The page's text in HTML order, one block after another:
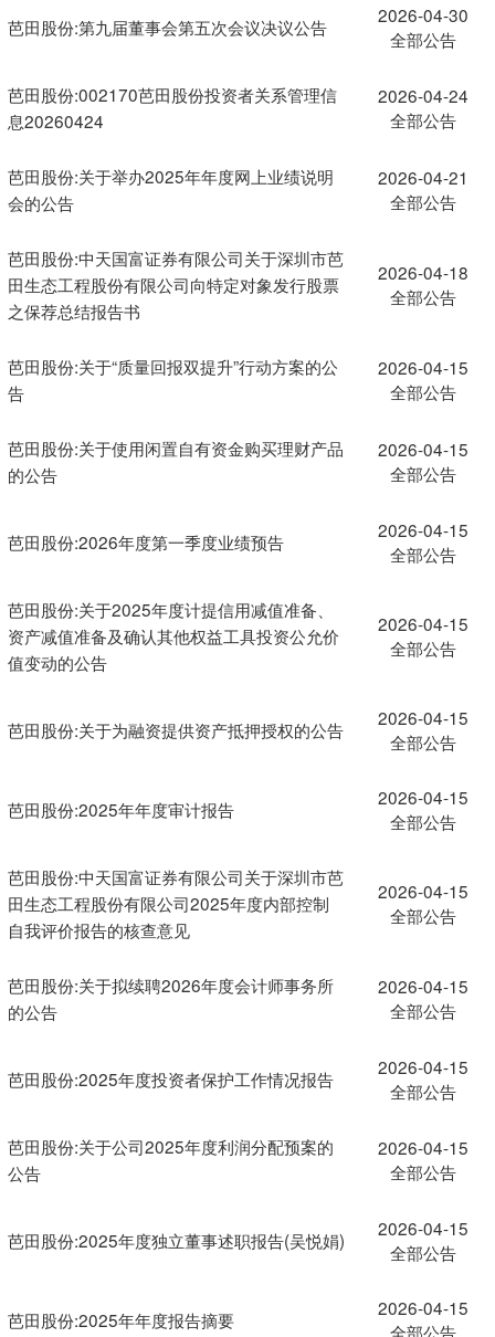
芭田股份:第九届董事会第五次会议决议公告
2026-04-30
全部公告
芭田股份:002170芭田股份投资者关系管理信
息20260424
2026-04-24
全部公告
芭田股份:关于举办2025年年度网上业绩说明
会的公告
2026-04-21
全部公告
芭田股份:中天国富证券有限公司关于深圳市芭
田生态工程股份有限公司向特定对象发行股票
之保荐总结报告书
2026-04-18
全部公告
芭田股份:关于“质量回报双提升”行动方案的公
告
2026-04-15
全部公告
芭田股份:关于使用闲置自有资金购买理财产品
的公告
2026-04-15
全部公告
芭田股份:2026年度第一季度业绩预告
2026-04-15
全部公告
芭田股份:关于2025年度计提信用减值准备、
资产减值准备及确认其他权益工具投资公允价
值变动的公告
2026-04-15
全部公告
芭田股份:关于为融资提供资产抵押授权的公告
2026-04-15
全部公告
芭田股份:2025年年度审计报告
2026-04-15
全部公告
芭田股份:中天国富证券有限公司关于深圳市芭
田生态工程股份有限公司2025年度内部控制
自我评价报告的核查意见
2026-04-15
全部公告
芭田股份:关于拟续聘2026年度会计师事务所
的公告
2026-04-15
全部公告
芭田股份:2025年度投资者保护工作情况报告
2026-04-15
全部公告
芭田股份:关于公司2025年度利润分配预案的
公告
2026-04-15
全部公告
芭田股份:2025年度独立董事述职报告(吴悦娟)
2026-04-15
全部公告
芭田股份:2025年年度报告摘要
2026-04-15
全部公告